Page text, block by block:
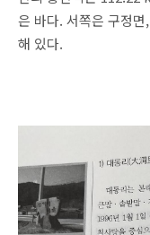
은 바다. 서쪽은 구정
해 있다.